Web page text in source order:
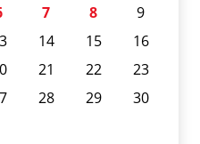
7 8
9
14 15
16
21 22
23
28 29
30